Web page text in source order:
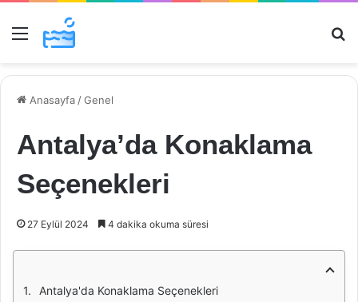
Menü
Anasayfa /Genel
Antalya’da Konaklama
Seçenekleri
27 Eylül 2024 4 dakika okuma süresi
Antalya'da Konaklama Seçenekleri